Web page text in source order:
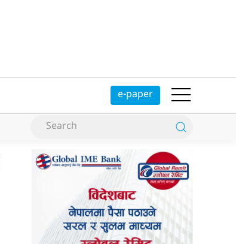
e-paper